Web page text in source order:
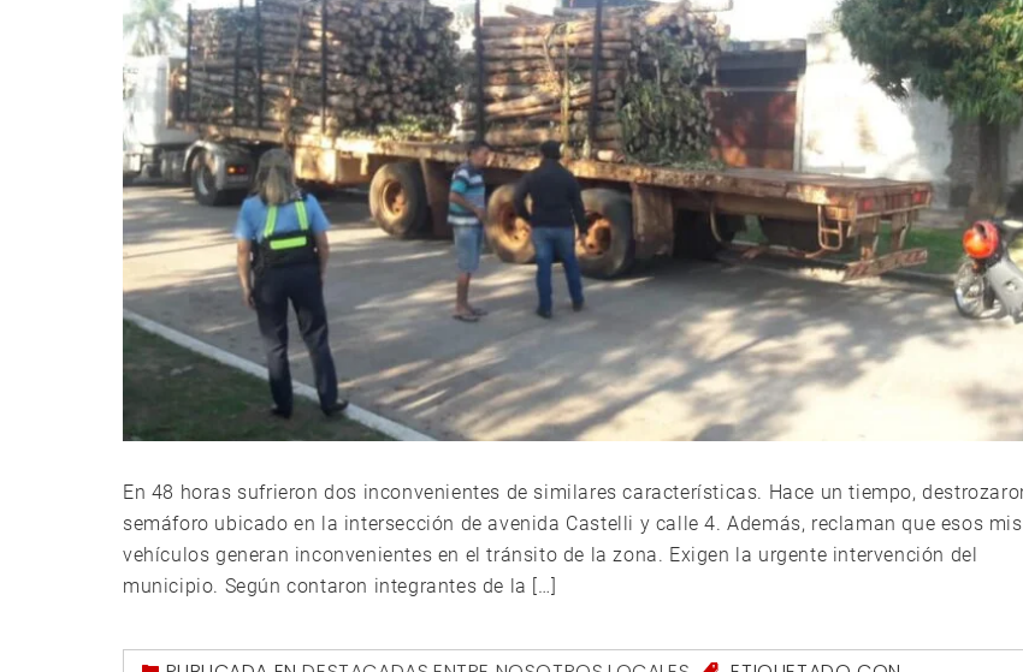
En 48 horas sufrieron dos inconvenientes de similares características. Hace un tiempo,
semáforo ubicado en la intersección de avenida Castelli y calle 4. Además, reclaman que esos
vehículos generan inconvenientes en el tránsito de la zona. Exigen la urgente intervención del
municipio. Según contaron integrantes de la […]